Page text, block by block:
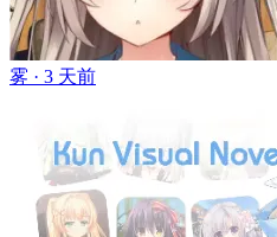
雾 · 3 天前